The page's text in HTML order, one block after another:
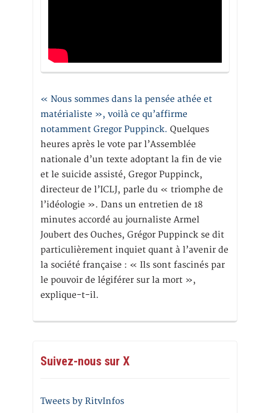
« Nous sommes dans la pensée athée et
matérialiste », voilà ce qu’affirme
notamment Gregor Puppinck. Quelques
heures après le vote par l’Assemblée
nationale d’un texte adoptant la fin de vie
et le suicide assisté, Gregor Puppinck,
directeur de l’ICLJ, parle du « triomphe de
l’idéologie ». Dans un entretien de 18
minutes accordé au journaliste Armel
Joubert des Ouches, Grégor Puppinck se dit
particulièrement inquiet quant à l’avenir de
la société française : « Ils sont fascinés par
le pouvoir de légiférer sur la mort »,
explique-t-il.
Suivez-nous sur X
Tweets by RitvInfos